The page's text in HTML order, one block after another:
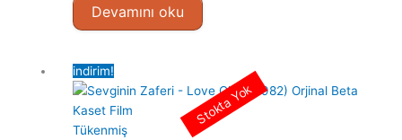
Devamını oku
indirim!
Tükenmiş
Stokta Yok